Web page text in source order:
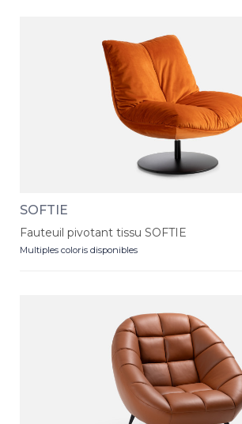
SOFTIE
Fauteuil pivotant tissu SOFTIE
Multiples coloris disponibles